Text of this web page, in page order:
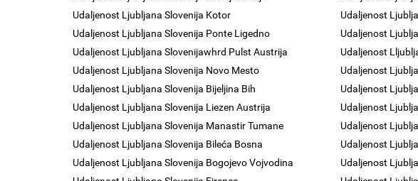
Udaljenost Ljubljana Slovenija Kotor
Udaljenost
Udaljenost Ljubljana Slovenija Ponte Ligedno
Udaljenost
Udaljenost Ljubljana Slovenijawhrd Pulst Austrija
Udaljenost
Udaljenost Ljubljana Slovenija Novo Mesto
Udaljenost
Udaljenost Ljubljana Slovenija Bijeljina Bih
Udaljenost
Udaljenost Ljubljana Slovenija Liezen Austrija
Udaljenost
Udaljenost Ljubljana Slovenija Manastir Tumane
Udaljenost
Udaljenost Ljubljana Slovenija Bileća Bosna
Udaljenost
Udaljenost Ljubljana Slovenija Bogojevo Vojvodina
Udaljenost